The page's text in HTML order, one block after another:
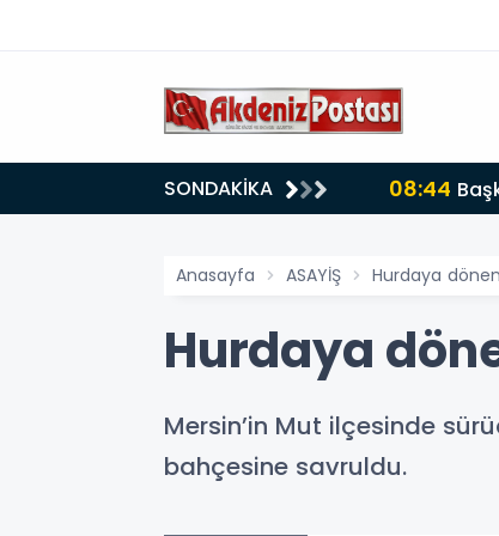
SONDAKİKA 08:44
Anasayfa ASAYİŞ Hurdaya
Hurdaya
Mersin’in Mut ilçesinde
bahçesine savruldu.